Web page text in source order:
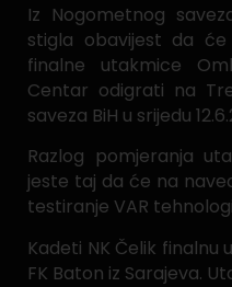
Iz Nogometnog
stigla obavijest da
finalne utakmice
Centar odigrati na
saveza BiH u srijedu
Razlog pomjeranja
jeste taj da će na
testiranje VAR
Kadeti NK Čelik
FK Baton iz Sarajeva.